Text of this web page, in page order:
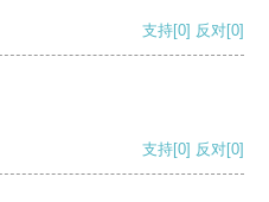
支持[0] 反对[0]
支持[0] 反对[0]